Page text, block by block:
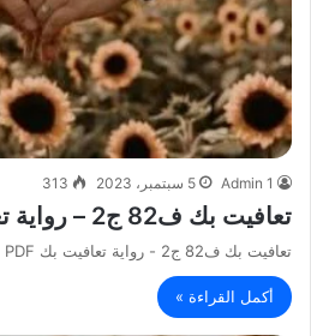
Admin 1 5 سبتمبر، 2023 313
تعافيت بك ف82 ج2 – رواية تعافيت بك PDF
تعافيت بك ف82 ج2 - رواية تعافيت بك PDF
أكمل القراءة »